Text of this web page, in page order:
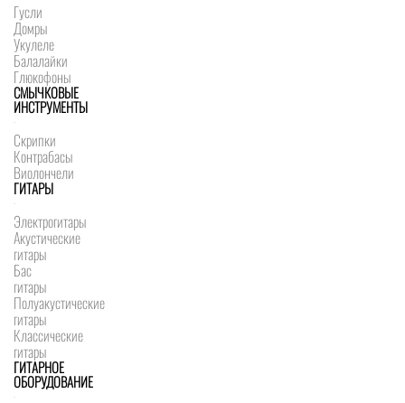
Гусли
Домры
Укулеле
Балалайки
Глюкофоны
СМЫЧКОВЫЕ
ИНСТРУМЕНТЫ
Скрипки
Контрабасы
Виолончели
ГИТАРЫ
Электрогитары
Акустические
гитары
Бас
гитары
Полуакустические
гитары
Классические
гитары
ГИТАРНОЕ
ОБОРУДОВАНИЕ